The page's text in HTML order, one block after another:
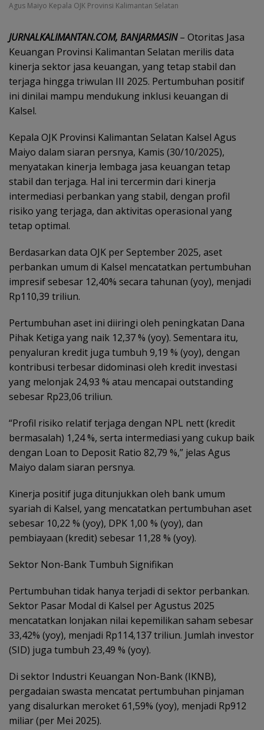
Agus Maiyo Kepala OJK Provinsi Kalimantan Selatan
JURNALKALIMANTAN.COM, BANJARMASIN– Otoritas Jasa
Keuangan Provinsi Kalimantan Selatan merilis data
kinerja sektor jasa keuangan, yang tetap stabil dan
terjaga hingga triwulan III 2025. Pertumbuhan positif
ini dinilai mampu mendukung inklusi keuangan di
Kalsel.
Kepala OJK Provinsi Kalimantan Selatan Kalsel Agus
Maiyo dalam siaran persnya, Kamis (30/10/2025),
menyatakan kinerja lembaga jasa keuangan tetap
stabil dan terjaga. Hal ini tercermin dari kinerja
intermediasi perbankan yang stabil, dengan profil
risiko yang terjaga, dan aktivitas operasional yang
tetap optimal.
Berdasarkan data OJK per September 2025, aset
perbankan umum di Kalsel mencatatkan pertumbuhan
impresif sebesar 12,40% secara tahunan (yoy), menjadi
Rp110,39 triliun.
Pertumbuhan aset ini diiringi oleh peningkatan Dana
Pihak Ketiga yang naik 12,37 % (yoy). Sementara itu,
penyaluran kredit juga tumbuh 9,19 % (yoy), dengan
kontribusi terbesar didominasi oleh kredit investasi
yang melonjak 24,93 % atau mencapai outstanding
sebesar Rp23,06 triliun.
“Profil risiko relatif terjaga dengan NPL nett (kredit
bermasalah) 1,24 %, serta intermediasi yang cukup baik
dengan Loan to Deposit Ratio 82,79 %,” jelas Agus
Maiyo dalam siaran persnya.
Kinerja positif juga ditunjukkan oleh bank umum
syariah di Kalsel, yang mencatatkan pertumbuhan aset
sebesar 10,22 % (yoy), DPK 1,00 % (yoy), dan
pembiayaan (kredit) sebesar 11,28 % (yoy).
Sektor Non-Bank Tumbuh Signifikan
Pertumbuhan tidak hanya terjadi di sektor perbankan.
Sektor Pasar Modal di Kalsel per Agustus 2025
mencatatkan lonjakan nilai kepemilikan saham sebesar
33,42% (yoy), menjadi Rp114,137 triliun. Jumlah investor
(SID) juga tumbuh 23,49 % (yoy).
Di sektor Industri Keuangan Non-Bank (IKNB),
pergadaian swasta mencatat pertumbuhan pinjaman
yang disalurkan meroket 61,59% (yoy), menjadi Rp912
miliar (per Mei 2025).